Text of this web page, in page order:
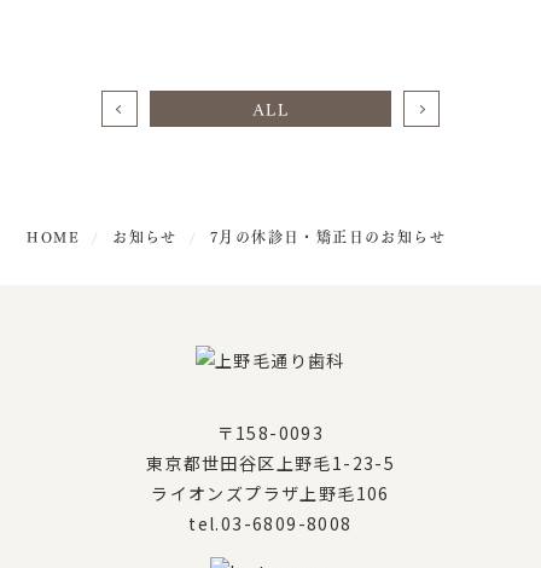
ALL
HOME お知らせ 7月の休診日・矯正日のお知らせ
〒158-0093
東京都世田谷区上野毛1-23-5
ライオンズプラザ上野毛106
tel.03-6809-8008